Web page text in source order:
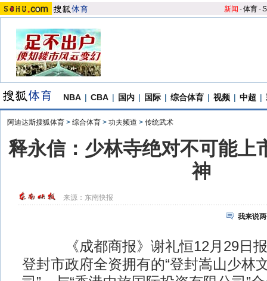
新闻 -体育-S
NBA | CBA | 国内 | 国际 | 综合体育 | 视频 | 中超 |
阿迪达斯搜狐体育 > 综合体育 > 功夫频道 > 传统武术
释永信：少林寺绝对不可能上
神
来源： 东南快报
我来说
《成都商报》谢礼恒12月29日报
登封市政府全资拥有的“登封嵩山少林